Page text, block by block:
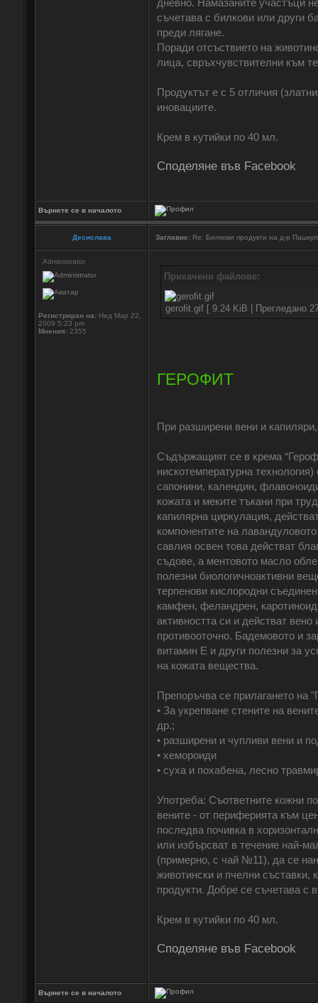
дневно. Намазаните участъци
съчетава с билкови или други
преди лягане.
Поради отсъствието на
лица, свръхчувствителни към
Продуктът е с 5 отличия
иновациите.
Крем в кутийки по 40 мл.
Споделяне във Facebook
Върнете се в началото
Десислава Заглавие: Re: Билкови продукти на д-р
Administrator
Регистриран на: Нед Мар 22,
2009 5:23 pm
Мнения: 2355
Прикачени файлове:
gerofit.gif [ 9.24 KiB | Прегледано
ГЕРОФИТ
При разширени вени и
Съдържащият се в крема
нискотемпературна
сапонини, календин,
кожата и меките тъкани при
капилярна циркулация,
компонентите на
савлия освен това действат
съдове, а ментовото масло
полезни биологичноактивни
терпенови кислородни
камфен, феландрен,
активността си и действат
противооточно. Бадемовото и
витамин Е и други полезни за
на кожата вещества.
Препоръчва се прилагането на
• За укрепване стените на
др.;
• разширени и чупливи вени и
• хемороиди
• суха и похабена, лесно
Употреба: Съответните кожни
вените - от периферията към
последва почивка в
или избърсват в течение най-
(примерно, с чай №11), да се
животински и пчелни съставки,
продукти. Добре се съчетава с
Крем в кутийки по 40 мл.
Споделяне във Facebook
Върнете се в началото